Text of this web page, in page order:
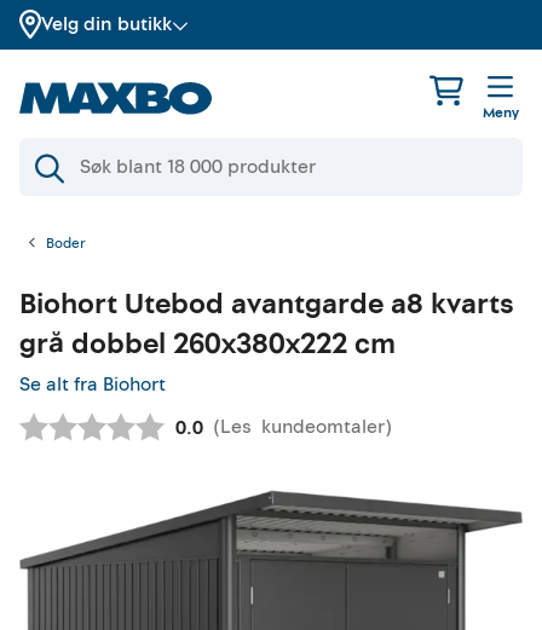
Velg din butikk
Meny
Boder
Biohort Utebod avantgarde a8 kvarts
grå dobbel 260x380x222 cm
Se alt fra Biohort
Gjennomsnittskarakter:
0.0 (Les kundeomtaler)